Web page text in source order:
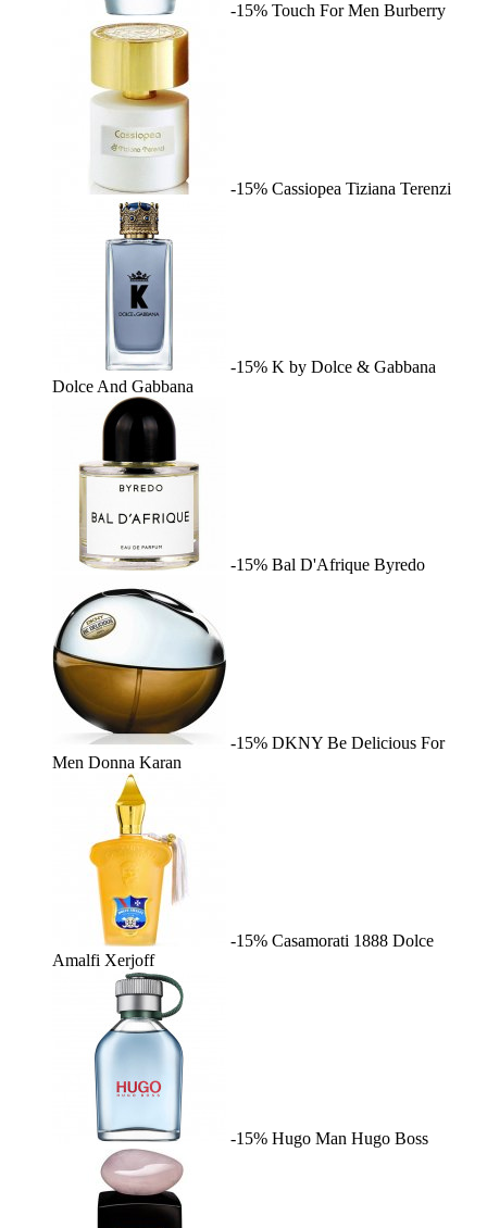
-15% Touch For Men Burberry
-15% Cassiopea Tiziana Terenzi
-15% K by Dolce & Gabbana
Dolce And Gabbana
-15% Bal D'Afrique Byredo
-15% DKNY Be Delicious For
Men Donna Karan
-15% Casamorati 1888 Dolce
Amalfi Xerjoff
-15% Hugo Man Hugo Boss